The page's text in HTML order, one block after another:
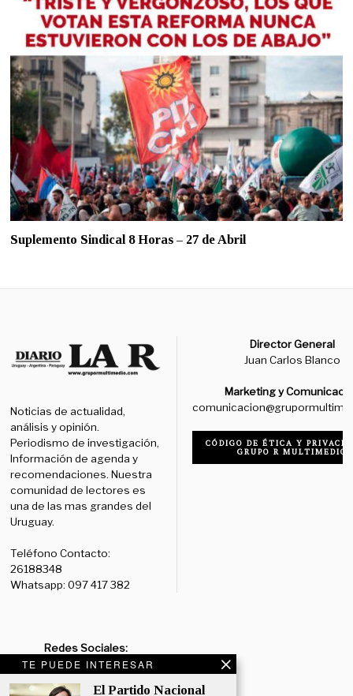
TE PUEDE INTERESAR
El Partido Nacional
Suplemento Sindical 8 Horas – 27 de Abril
Noticias de actualidad,
análisis y opinión.
Periodismo de investigación,
Información de agenda y
recomendaciones. Nuestra
comunidad de lectores es
una de las mas grandes del
Uruguay.
Teléfono Contacto:
26188348
Whatsapp: 097 417 382
Director General
Juan Carlos Blanco
Marketing y
CÓDIGO DE ÉTICA Y
GRUPO R MULTIMEDIO
Redes Sociales:
Diario:Facebook: /diariolaruy